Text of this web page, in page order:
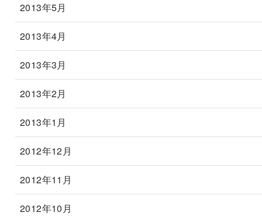
2013年5月
2013年4月
2013年3月
2013年2月
2013年1月
2012年12月
2012年11月
2012年10月